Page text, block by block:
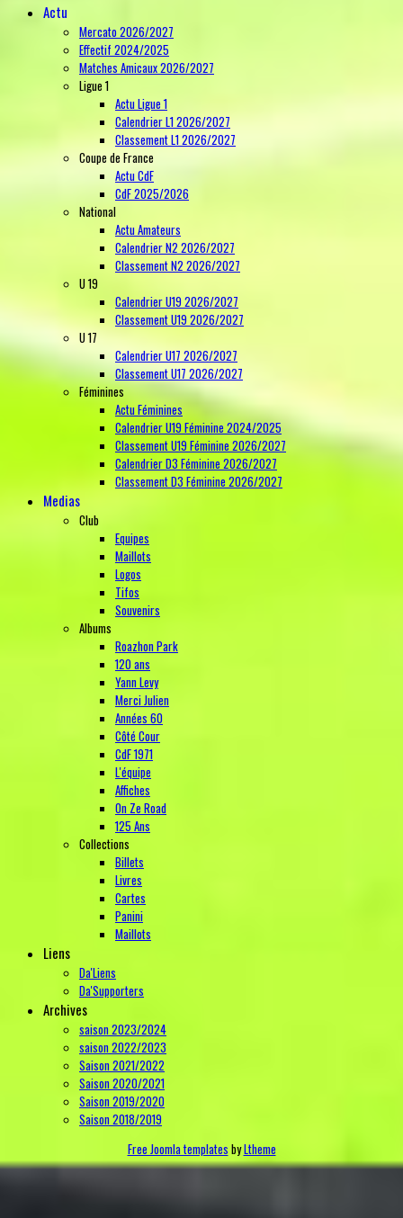
Actu
Mercato 2026/2027
Effectif 2024/2025
Matches Amicaux 2026/2027
Ligue 1
Actu Ligue 1
Calendrier L1 2026/2027
Classement L1 2026/2027
Coupe de France
Actu CdF
CdF 2025/2026
National
Actu Amateurs
Calendrier N2 2026/2027
Classement N2 2026/2027
U 19
Calendrier U19 2026/2027
Classement U19 2026/2027
U 17
Calendrier U17 2026/2027
Classement U17 2026/2027
Féminines
Actu Féminines
Calendrier U19 Féminine 2024/2025
Classement U19 Féminine 2026/2027
Calendrier D3 Féminine 2026/2027
Classement D3 Féminine 2026/2027
Medias
Club
Equipes
Maillots
Logos
Tifos
Souvenirs
Albums
Roazhon Park
120 ans
Yann Levy
Merci Julien
Années 60
Côté Cour
CdF 1971
L'équipe
Affiches
On Ze Road
125 Ans
Collections
Billets
Livres
Cartes
Panini
Maillots
Liens
Da'Liens
Da'Supporters
Archives
saison 2023/2024
saison 2022/2023
Saison 2021/2022
Saison 2020/2021
Saison 2019/2020
Saison 2018/2019
Free Joomla templates byLtheme